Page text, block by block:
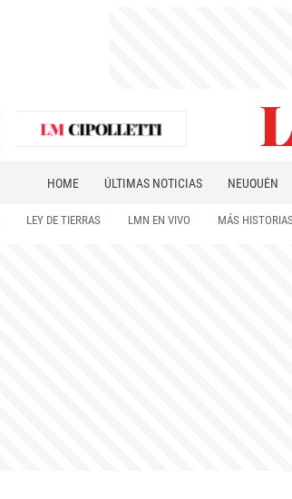
HOME ÚLTIMAS NOTICIAS NEUQUÉN
LEY DE TIERRAS LMN EN VIVO MÁS